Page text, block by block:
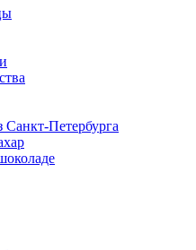
Санкт-Петербурга